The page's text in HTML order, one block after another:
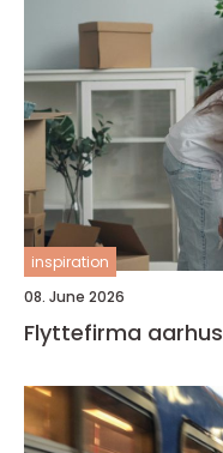
inspiration
08. June 2026
Flyttefirma aarhus